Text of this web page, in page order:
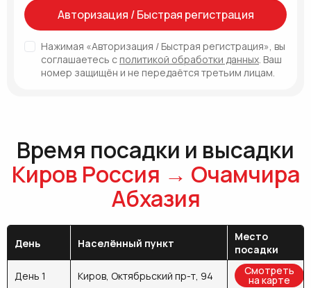
Авторизация / Быстрая регистрация
Нажимая «Авторизация / Быстрая регистрация», вы
соглашаетесь с политикой обработки данных. Ваш
номер защищён и не передаётся третьим лицам.
Время посадки и высадки
Киров Россия → Очамчира
Абхазия
День Населённый пункт
Место
посадки
День 1
Киров, Октябрьский пр-т, 94 Смотреть
на карте